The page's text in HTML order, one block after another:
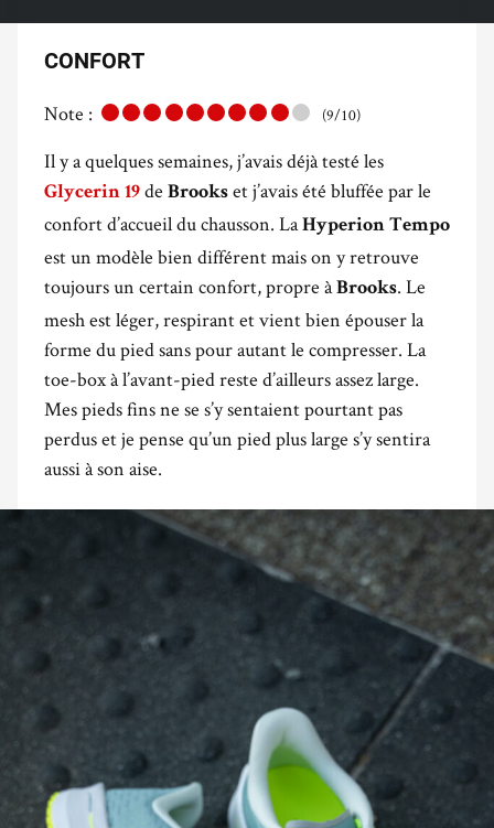
CONFORT
Note : (9/10)
Il y a quelques semaines, j’avais déjà testé les
Glycerin 19 de Brooks et j’avais été bluffée par le
confort d’accueil du chausson. LaHyperion Tempo
est un modèle bien différent mais on y retrouve
toujours un certain confort, propre àBrooks. Le
mesh est léger, respirant et vient bien épouser la
forme du pied sans pour autant le compresser. La
toe-box à l’avant-pied reste d’ailleurs assez large.
Mes pieds fins ne se s’y sentaient pourtant pas
perdus et je pense qu’un pied plus large s’y sentira
aussi à son aise.